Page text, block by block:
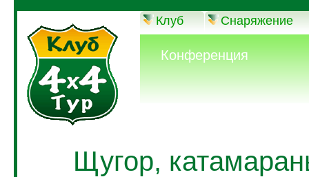
Клуб Снаряжение
Конференция
Щугор,